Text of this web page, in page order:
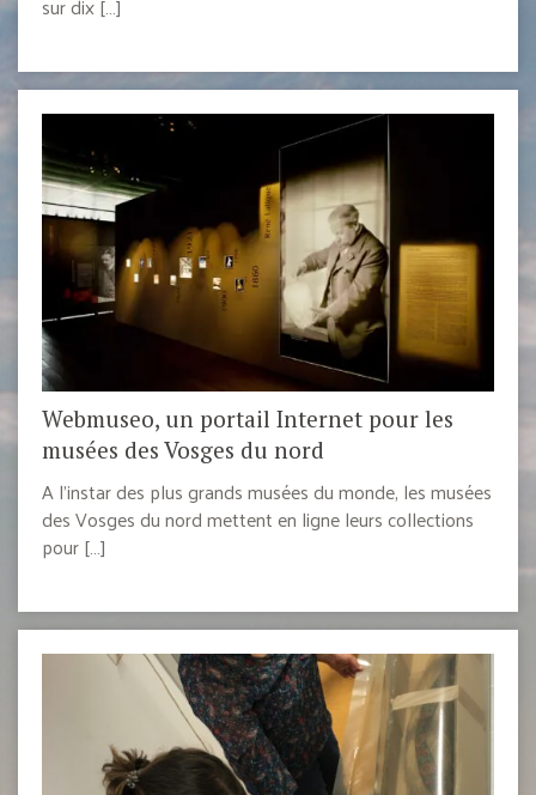
Webmuseo, un portail Internet pour les
musées des Vosges du nord
A l’instar des plus grands musées du monde, les musées
des Vosges du nord mettent en ligne leurs collections
pour […]